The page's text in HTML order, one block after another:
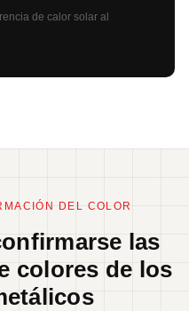
de calor solar al
DEL COLOR
las
colores de los